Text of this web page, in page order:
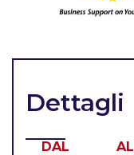
Dettagli
DAL AL